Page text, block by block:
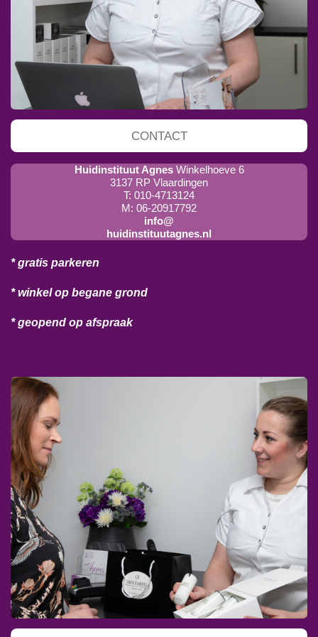
CONTACT
Huidinstituut Agnes Winkelhoeve 6
3137 RP Vlaardingen
T: 010-4713124
M: 06-20917792
info@
huidinstituutagnes.nl
* gratis parkeren
* winkel op begane grond
* geopend op afspraak